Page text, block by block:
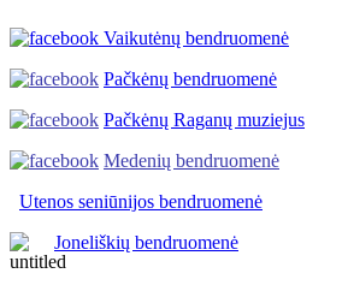
Vaikutėnų bendruomenė
Pačkėnų bendruomenė
Pačkėnų Raganų muziejus
Medenių bendruomenė
Utenos seniūnijos bendruomenė
Joneliškių bendruomenė